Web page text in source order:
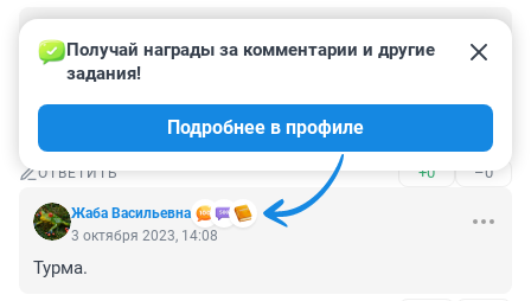
3 октября 2023, 15:15
Посмотрите вокруг , злость и ненависть царят и
бесчинство сплошное , вот откуда ноги растут . Это
всего лишь поселок !
ОТВЕТИТЬ +0 –0
Жаба Васильевна
Получай награды за комментарии и другие
задания!
Подробнее в профиле
3 октября 2023, 14:08
Турма.